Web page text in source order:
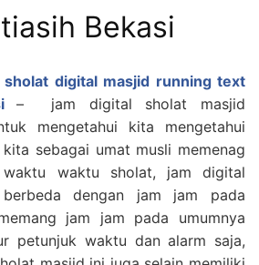
Bekasi
sholat digital masjid running text
– jam digital sholat masjid
mengetahui kita mengetahui
sebagai umat musli memenag
waktu waktu sholat, jam digital
dengan jam jam pada
jam jam pada umumnya
petunjuk waktu dan alarm saja,